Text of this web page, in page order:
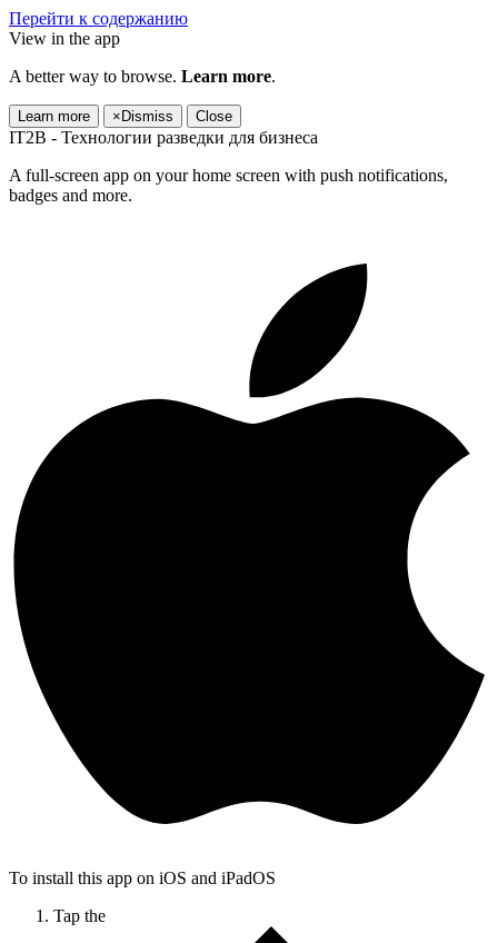
Перейти к содержанию
View in the app
A better way to browse. Learn more.
Learn more × Dismiss Close
IT2B - Технологии разведки для бизнеса
A full-screen app on your home screen with push notifications,
badges and more.
To install this app on iOS and iPadOS
Tap the